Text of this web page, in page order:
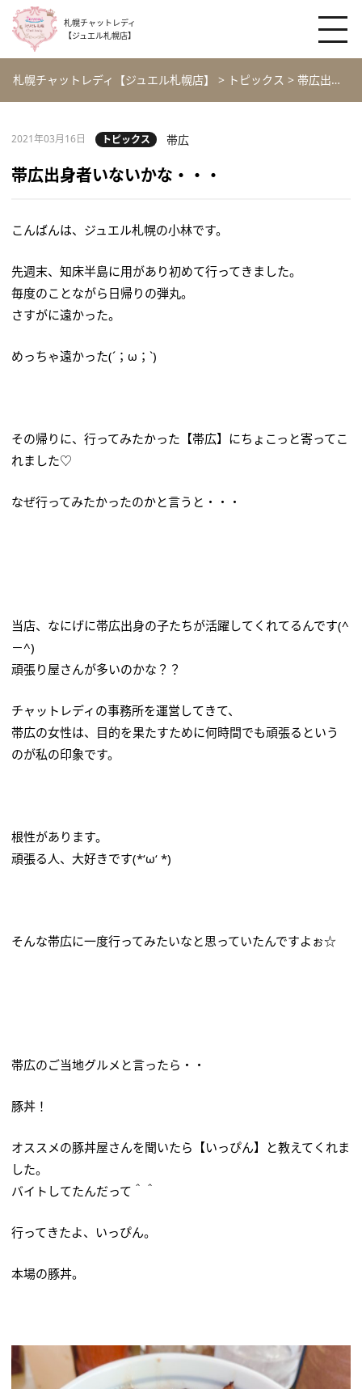
札幌チャットレディ
【ジュエル札幌店】
札幌チャットレディ【ジュエル札幌店】 > トピックス > 帯広出身者いないかな・・・
2021年03月16日 トピックス 帯広
帯広出身者いないかな・・・
こんばんは、ジュエル札幌の小林です。
先週末、知床半島に用があり初めて行ってきました。
毎度のことながら日帰りの弾丸。
さすがに遠かった。
めっちゃ遠かった(´；ω；`)
その帰りに、行ってみたかった【帯広】にちょこっと寄ってこ
れました♡
なぜ行ってみたかったのかと言うと・・・
当店、なにげに帯広出身の子たちが活躍してくれてるんです(^
－^)
頑張り屋さんが多いのかな？？
チャットレディの事務所を運営してきて、
帯広の女性は、目的を果たすために何時間でも頑張るという
のが私の印象です。
根性があります。
頑張る人、大好きです(*‘ω‘ *)
そんな帯広に一度行ってみたいなと思っていたんですよぉ☆
帯広のご当地グルメと言ったら・・
豚丼！
オススメの豚丼屋さんを聞いたら【いっぴん】と教えてくれま
した。
バイトしてたんだって＾＾
行ってきたよ、いっぴん。
本場の豚丼。